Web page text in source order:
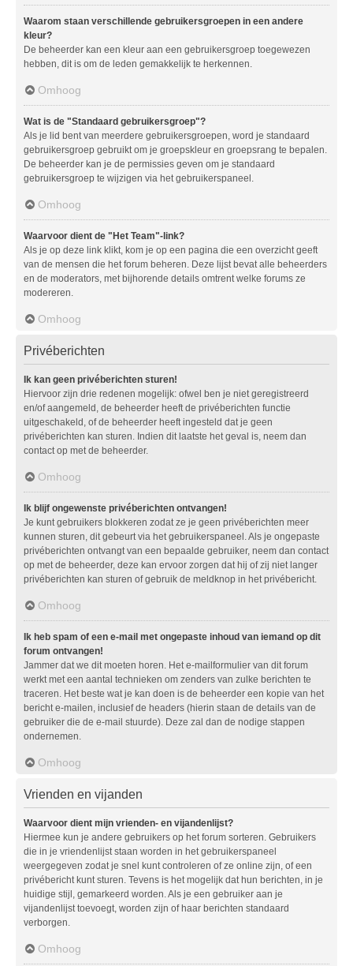
Waarom staan verschillende gebruikersgroepen in een andere
kleur?
De beheerder kan een kleur aan een gebruikersgroep toegewezen
hebben, dit is om de leden gemakkelijk te herkennen.
Omhoog
Wat is de "Standaard gebruikersgroep"?
Als je lid bent van meerdere gebruikersgroepen, word je standaard
gebruikersgroep gebruikt om je groepskleur en groepsrang te bepalen.
De beheerder kan je de permissies geven om je standaard
gebruikersgroep te wijzigen via het gebruikerspaneel.
Omhoog
Waarvoor dient de "Het Team"-link?
Als je op deze link klikt, kom je op een pagina die een overzicht geeft
van de mensen die het forum beheren. Deze lijst bevat alle beheerders
en de moderators, met bijhorende details omtrent welke forums ze
modereren.
Omhoog
Privéberichten
Ik kan geen privéberichten sturen!
Hiervoor zijn drie redenen mogelijk: ofwel ben je niet geregistreerd
en/of aangemeld, de beheerder heeft de privéberichten functie
uitgeschakeld, of de beheerder heeft ingesteld dat je geen
privéberichten kan sturen. Indien dit laatste het geval is, neem dan
contact op met de beheerder.
Omhoog
Ik blijf ongewenste privéberichten ontvangen!
Je kunt gebruikers blokkeren zodat ze je geen privéberichten meer
kunnen sturen, dit gebeurt via het gebruikerspaneel. Als je ongepaste
privéberichten ontvangt van een bepaalde gebruiker, neem dan contact
op met de beheerder, deze kan ervoor zorgen dat hij of zij niet langer
privéberichten kan sturen of gebruik de meldknop in het privébericht.
Omhoog
Ik heb spam of een e-mail met ongepaste inhoud van iemand op dit
forum ontvangen!
Jammer dat we dit moeten horen. Het e-mailformulier van dit forum
werkt met een aantal technieken om zenders van zulke berichten te
traceren. Het beste wat je kan doen is de beheerder een kopie van het
bericht e-mailen, inclusief de headers (hierin staan de details van de
gebruiker die de e-mail stuurde). Deze zal dan de nodige stappen
ondernemen.
Omhoog
Vrienden en vijanden
Waarvoor dient mijn vrienden- en vijandenlijst?
Hiermee kun je andere gebruikers op het forum sorteren. Gebruikers
die in je vriendenlijst staan worden in het gebruikerspaneel
weergegeven zodat je snel kunt controleren of ze online zijn, of een
privébericht kunt sturen. Tevens is het mogelijk dat hun berichten, in je
huidige stijl, gemarkeerd worden. Als je een gebruiker aan je
vijandenlijst toevoegt, worden zijn of haar berichten standaard
verborgen.
Omhoog